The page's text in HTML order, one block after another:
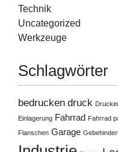
Technik
Uncategorized
Werkzeuge
Schlagwörter
bedrucken druck
Einlagerung Fahrrad Fahrrad
Flanschen Garage